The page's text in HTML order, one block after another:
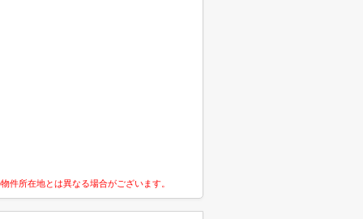
件所在地とは異なる場合がございます。